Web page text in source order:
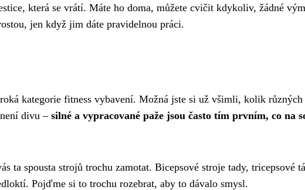
která se vrátí. Máte ho doma, můžete cvičit kdykoliv, žádné
jen když jim dáte pravidelnou práci.
kategorie fitness vybavení. Možná jste si už všimli, kolik různých
divu – silné a vypracované paže jsou často tím prvním, co na
ta spousta strojů trochu zamotat. Bicepsové stroje tady, tricepsové
Pojďme si to trochu rozebrat, aby to dávalo smysl.